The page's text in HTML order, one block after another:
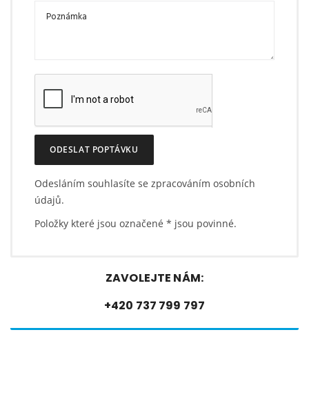
ODESLAT POPTÁVKU
Odesláním souhlasíte se zpracováním osobních
údajů.
Položky které jsou označené * jsou povinné.
ZAVOLEJTE NÁM:
+420 737 799 797